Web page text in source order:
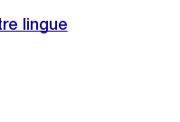
lingue